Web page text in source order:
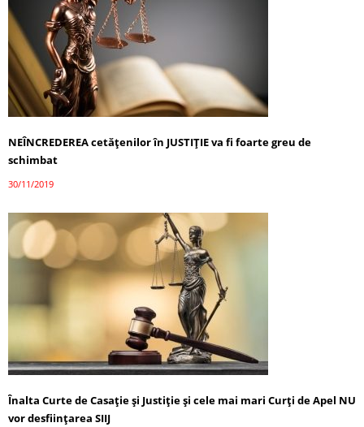
NEÎNCREDEREA cetățenilor în JUSTIȚIE va fi foarte greu de
schimbat
30/11/2019
Înalta Curte de Casaţie şi Justiţie și cele mai mari Curți de Apel NU
vor desfiinţarea SIIJ